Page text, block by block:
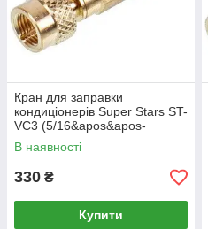
Кран для заправки
кондиціонерів Super Stars ST-
VC3 (5/16&apos&apos-
5/16&apos&apos SAE)
В наявності
330 ₴
Купити